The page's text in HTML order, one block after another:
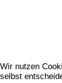
Wir nutzen
selbst